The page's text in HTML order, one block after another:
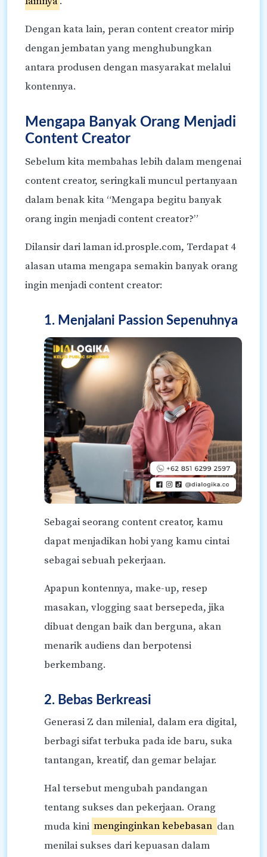
Dengan kata lain, peran content creator mirip
dengan jembatan yang menghubungkan
antara produsen dengan masyarakat melalui
kontennya.
Mengapa Banyak Orang Menjadi
Content Creator
Sebelum kita membahas lebih dalam mengenai
content creator, seringkali muncul pertanyaan
dalam benak kita “Mengapa begitu banyak
orang ingin menjadi content creator?”
Dilansir dari laman id.prosple.com, Terdapat 4
alasan utama mengapa semakin banyak orang
ingin menjadi content creator:
1. Menjalani Passion Sepenuhnya
Sebagai seorang content creator, kamu
dapat menjadikan hobi yang kamu cintai
sebagai sebuah pekerjaan.
Apapun kontennya, make-up, resep
masakan, vlogging saat bersepeda, jika
dibuat dengan baik dan berguna, akan
menarik audiens dan berpotensi
berkembang.
2. Bebas Berkreasi
Generasi Z dan milenial, dalam era digital,
berbagi sifat terbuka pada ide baru, suka
tantangan, kreatif, dan gemar belajar.
Hal tersebut mengubah pandangan
tentang sukses dan pekerjaan. Orang
muda kini menginginkan kebebasan dan
menilai sukses dari kepuasan dalam